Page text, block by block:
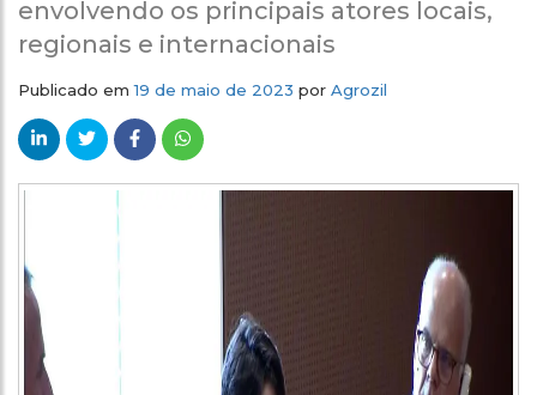
envolvendo os principais atores locais,
regionais e internacionais
Publicado em19 de maio de 2023 por Agrozil